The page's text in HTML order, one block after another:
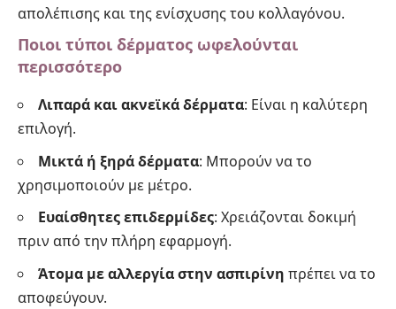
απολέπισης και της ενίσχυσης του κολλαγόνου.
Ποιοι τύποι δέρματος ωφελούνται
περισσότερο
Λιπαρά και ακνεϊκά δέρματα: Είναι η καλύτερη
επιλογή.
Μικτά ή ξηρά δέρματα: Μπορούν να το
χρησιμοποιούν με μέτρο.
Ευαίσθητες επιδερμίδες: Χρειάζονται δοκιμή
πριν από την πλήρη εφαρμογή.
Άτομα με αλλεργία στην ασπιρίνη πρέπει να το
αποφεύγουν.